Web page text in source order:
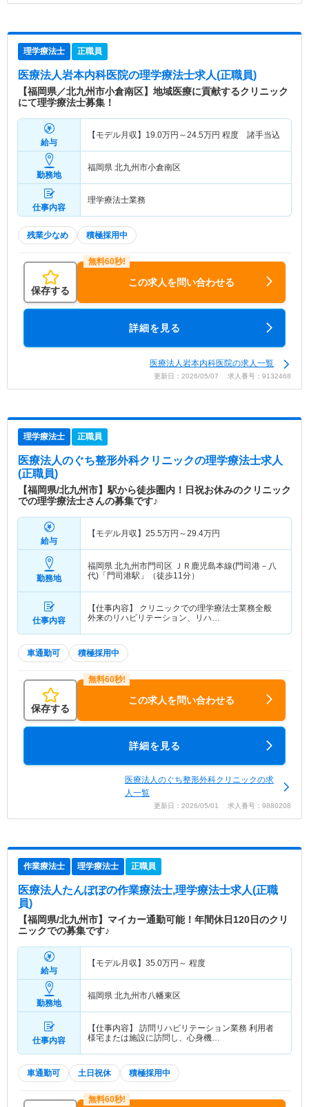
理学療法士 正職員
医療法人岩本内科医院の理学療法士求人(正職員)
【福岡県／北九州市小倉南区】地域医療に貢献するクリニック
にて理学療法士募集！
給与
【モデル月収】 19.0万円～24.5万円 程度 諸手当込
勤務地
福岡県 北九州市小倉南区
仕事内容
理学療法士業務
残業少なめ 積極採用中
保存する
この求人を問い合わせる
詳細を見る
医療法人岩本内科医院の求人一覧
更新日：2026/05/07 求人番号：9132468
理学療法士 正職員
医療法人のぐち整形外科クリニックの理学療法士求人
(正職員)
【福岡県/北九州市】駅から徒歩圏内！日祝お休みのクリニック
での理学療法士さんの募集です♪
給与
【モデル月収】 25.5万円～29.4万円
勤務地
福岡県 北九州市門司区 ＪＲ鹿児島本線(門司港－八
代)「門司港駅」（徒歩11分）
仕事内容
【仕事内容】 クリニックでの理学療法士業務全般
外来のリハビリテーション、リハ…
車通勤可 積極採用中
保存する
この求人を問い合わせる
詳細を見る
医療法人のぐち整形外科クリニックの求
人一覧
更新日：2026/05/01 求人番号：9880208
作業療法士 理学療法士 正職員
医療法人たんぽぽの作業療法士,理学療法士求人(正職
員)
【福岡県/北九州市】マイカー通勤可能！年間休日120日のクリ
ニックでの募集です♪
給与
【モデル月収】 35.0万円～ 程度
勤務地
福岡県 北九州市八幡東区
仕事内容
【仕事内容】 訪問リハビリテーション業務 利用者
様宅または施設に訪問し、心身機…
車通勤可 土日祝休 積極採用中